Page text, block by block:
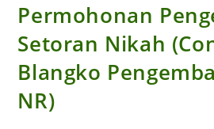
Permohonan
Setoran Nikah
Blangko
NR)